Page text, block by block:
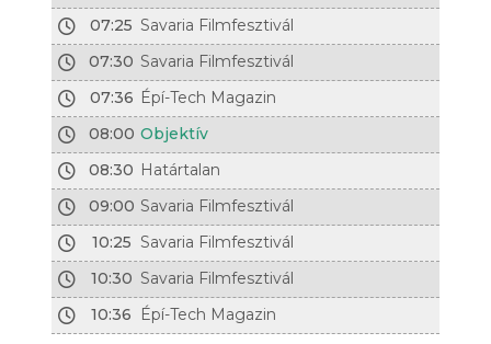
07:25 Savaria Filmfesztivál
07:30 Savaria Filmfesztivál
07:36 Épí-Tech Magazin
08:00 Objektív
08:30 Határtalan
09:00 Savaria Filmfesztivál
10:25 Savaria Filmfesztivál
10:30 Savaria Filmfesztivál
10:36
Épí-Tech Magazin